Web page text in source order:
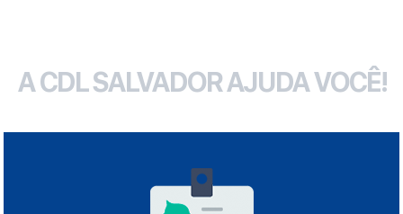
A CDL SALVADOR AJUDA VOCÊ!